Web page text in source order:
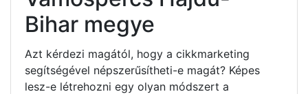
Bihar megye
Azt kérdezi magától, hogy a cikkmarketing
segítségével népszerűsítheti-e magát? Képes
lesz-e létrehozni egy olyan módszert a